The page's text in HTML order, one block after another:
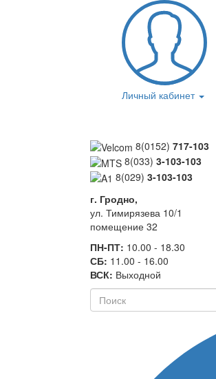
Личный кабинет
8(0152) 717-103
8(033) 3-103-103
8(029) 3-103-103
г. Гродно,
ул. Тимирязева 10/1
помещение 32
ПН-ПТ: 10.00 - 18.30
СБ: 11.00 - 16.00
ВСК: Выходной